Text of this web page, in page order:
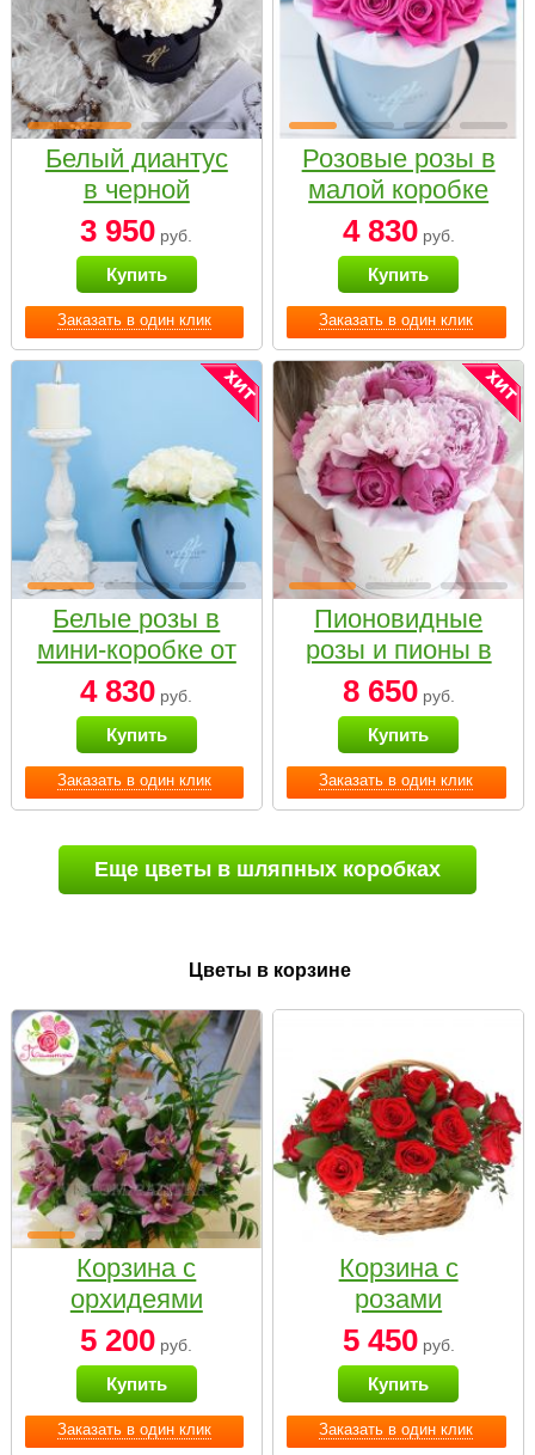
Заказать в один клик
Белый диантус
в черной
коробке Small
3 950 руб.
Купить
Заказать в один клик
Розовые розы в
малой коробке
4 830руб.
Купить
Заказать в один клик
Белые розы в
мини-коробке от
Bella Fiori
4 830 руб.
Купить
Заказать в один клик
Пионовидные
розы и пионы в
белой коробке
Small
8 650руб.
Купить
Еще цветы в шляпных коробках
Цветы в корзине
Заказать в один клик
Корзина с
орхидеями
малая
5 200 руб.
Купить
Заказать в один клик
Корзина с
розами
«Красный
Париж»
5 450руб.
Купить